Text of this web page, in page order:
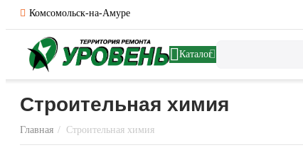
Комсомольск-на-Амуре
Каталог
Строительная химия
Главная / Строительная химия